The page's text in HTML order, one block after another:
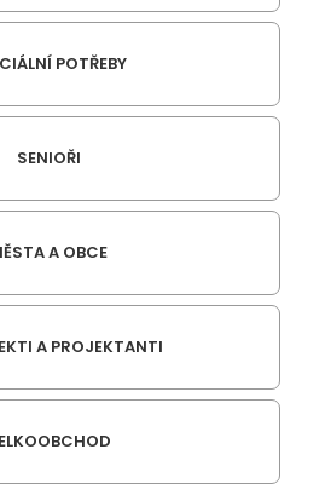
POTŘEBY
SENIOŘI
A OBCE
A PROJEKTANTI